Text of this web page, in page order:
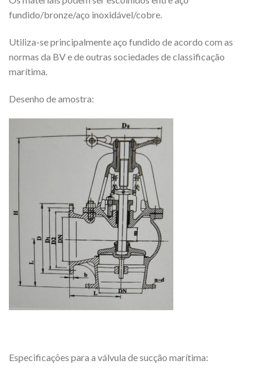
fundido/bronze/aço inoxidável/cobre.
Utiliza-se principalmente aço fundido de acordo com as
normas da BV e de outras sociedades de classificação
marítima.
Desenho de amostra:
Especificações para a válvula de sucção marítima: